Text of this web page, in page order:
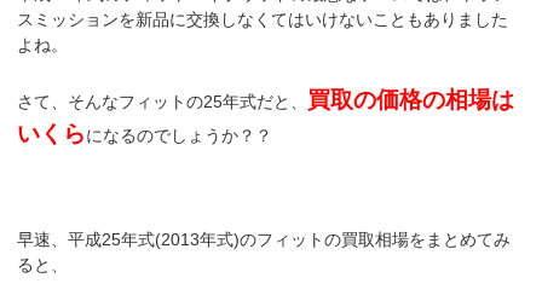
スミッションを新品に交換しなくてはいけないこともありました
よね。
さて、そんなフィットの25年式だと、 買取の価格の相場は
いくらになるのでしょうか？？
早速、平成25年式(2013年式)のフィットの買取相場をまとめてみ
ると、